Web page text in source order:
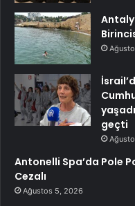
geçti
Antonelli Spa’da Pole
Cezalı
Ağustos 5, 2026